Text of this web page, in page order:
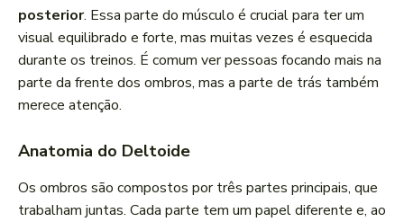
posterior. Essa parte do músculo é crucial para ter um
visual equilibrado e forte, mas muitas vezes é esquecida
durante os treinos. É comum ver pessoas focando mais na
parte da frente dos ombros, mas a parte de trás também
merece atenção.
Anatomia do Deltoide
Os ombros são compostos por três partes principais, que
trabalham juntas. Cada parte tem um papel diferente e, ao